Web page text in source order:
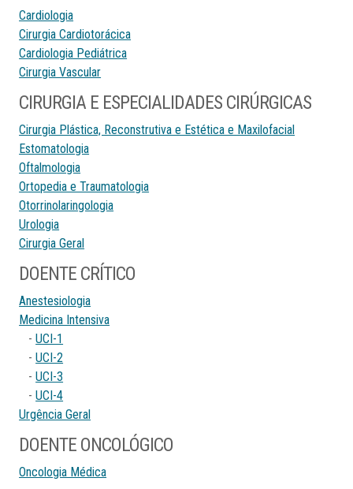
Cardiologia
Cirurgia Cardiotorácica
Cardiologia Pediátrica
Cirurgia Vascular
CIRURGIA E ESPECIALIDADES CIRÚRGICAS
Cirurgia Plástica, Reconstrutiva e Estética e Maxilofacial
Estomatologia
Oftalmologia
Ortopedia e Traumatologia
Otorrinolaringologia
Urologia
Cirurgia Geral
DOENTE CRÍTICO
Anestesiologia
Medicina Intensiva
-UCI-1
-UCI-2
-UCI-3
-UCI-4
Urgência Geral
DOENTE ONCOLÓGICO
Oncologia Médica